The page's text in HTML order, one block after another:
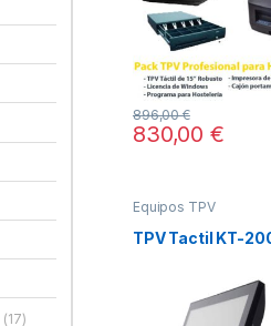
830,00€
896,00€
Equipos TPV
TPV Tactil KT-
(17)